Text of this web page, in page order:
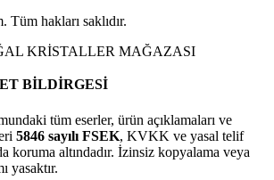
Tüm hakları saklıdır.
KRİSTALLER MAĞAZASI
BİLDİRGESİ
tüm eserler, ürün açıklamaları ve
5846 sayılı FSEK, KVKK ve yasal telif
koruma altındadır. İzinsiz kopyalama veya
yasaktır.